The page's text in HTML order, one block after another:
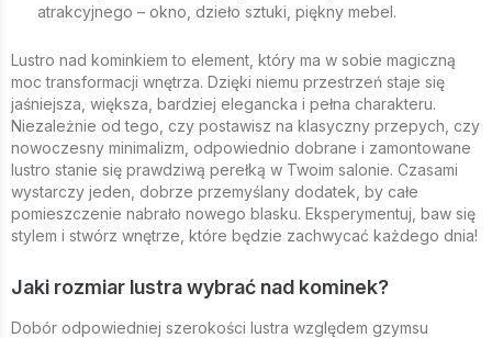
atrakcyjnego – okno, dzieło sztuki, piękny mebel.
Lustro nad kominkiem to element, który ma w sobie magiczną
moc transformacji wnętrza. Dzięki niemu przestrzeń staje się
jaśniejsza, większa, bardziej elegancka i pełna charakteru.
Niezależnie od tego, czy postawisz na klasyczny przepych, czy
nowoczesny minimalizm, odpowiednio dobrane i zamontowane
lustro stanie się prawdziwą perełką w Twoim salonie. Czasami
wystarczy jeden, dobrze przemyślany dodatek, by całe
pomieszczenie nabrało nowego blasku. Eksperymentuj, baw się
stylem i stwórz wnętrze, które będzie zachwycać każdego dnia!
Jaki rozmiar lustra wybrać nad kominek?
Dobór odpowiedniej szerokości lustra względem gzymsu